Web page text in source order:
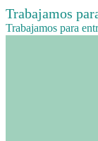
Trabajamos
Trabajamos para